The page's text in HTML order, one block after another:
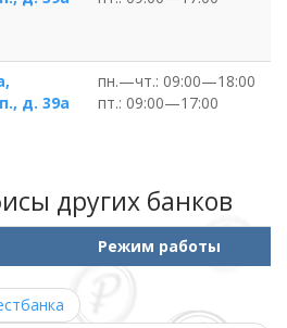
д. 39а
пн.—чт.: 09:00—18:00
пт.: 09:00—17:00
других банков
Режим работы